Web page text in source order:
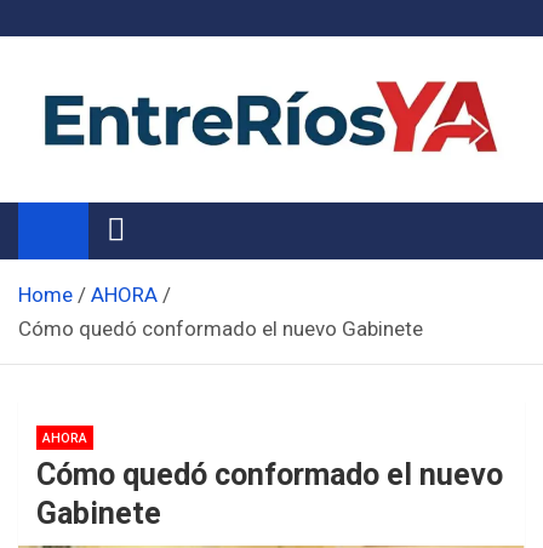
Noticias de Entre Ríos
Información de toda la provincia ahora
Home
AHORA
Cómo quedó conformado el nuevo Gabinete
AHORA
Cómo quedó conformado el nuevo
Gabinete